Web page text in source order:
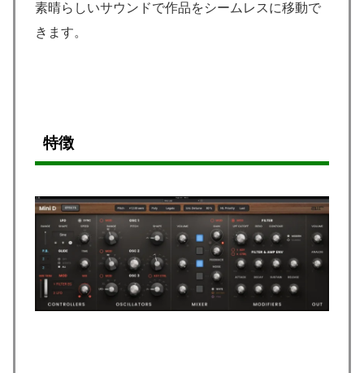
素晴らしいサウンドで作品をシームレスに移動で
きます。
特徴